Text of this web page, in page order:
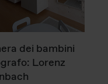
dei bambini
Lorenz